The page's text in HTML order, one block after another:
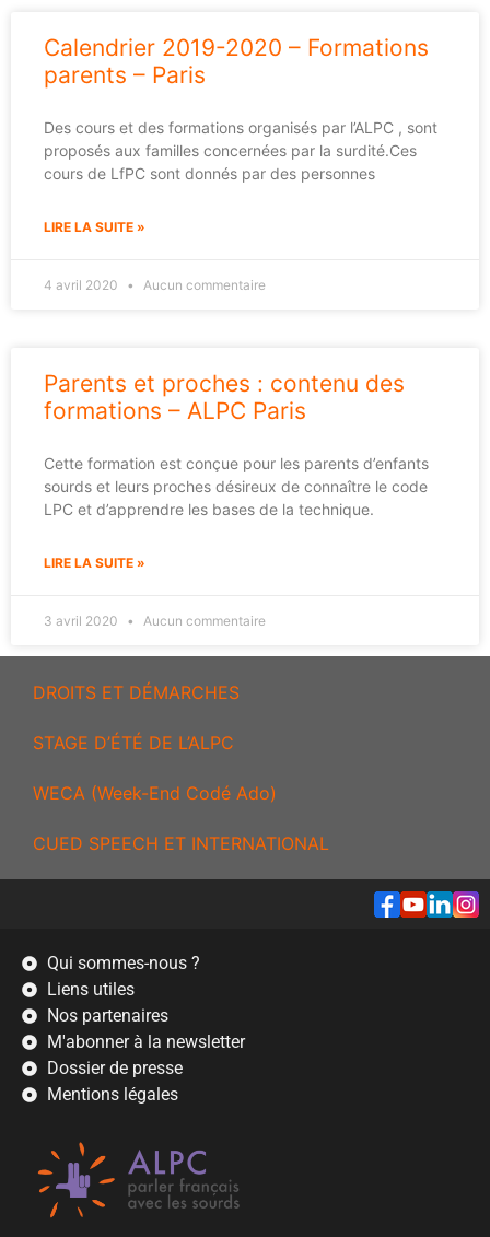
Calendrier 2019-2020 – Formations
parents – Paris
Des cours et des formations organisés par l’ALPC , sont
proposés aux familles concernées par la surdité.Ces
cours de LfPC sont donnés par des personnes
LIRE LA SUITE »
4 avril 2020 Aucun commentaire
Parents et proches : contenu des
formations – ALPC Paris
Cette formation est conçue pour les parents d’enfants
sourds et leurs proches désireux de connaître le code
LPC et d’apprendre les bases de la technique.
LIRE LA SUITE »
3 avril 2020 Aucun commentaire
DROITS ET DÉMARCHES
STAGE D’ÉTÉ DE L’ALPC
WECA (Week-End Codé Ado)
CUED SPEECH ET INTERNATIONAL
Qui sommes-nous ?
Liens utiles
Nos partenaires
M'abonner à la newsletter
Dossier de presse
Mentions légales